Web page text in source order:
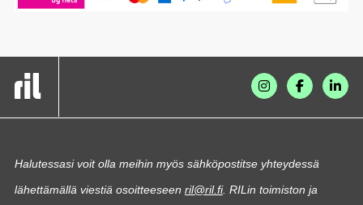
Halutessasi voit olla meihin myös sähköpostitse yhteydessä
lähettämällä viestiä osoitteeseen ril@ril.fi. RILin toimiston ja